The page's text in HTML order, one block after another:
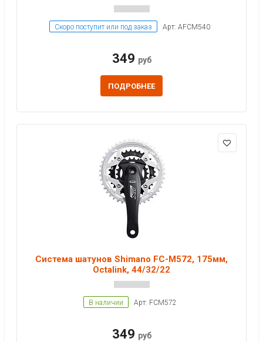
Скоро поступит или под заказ Арт: AFCM540
349 руб
ПОДРОБНЕЕ
Система шатунов Shimano FC-M572, 175мм,
Octalink, 44/32/22
В наличии Арт: FCM572
349 руб